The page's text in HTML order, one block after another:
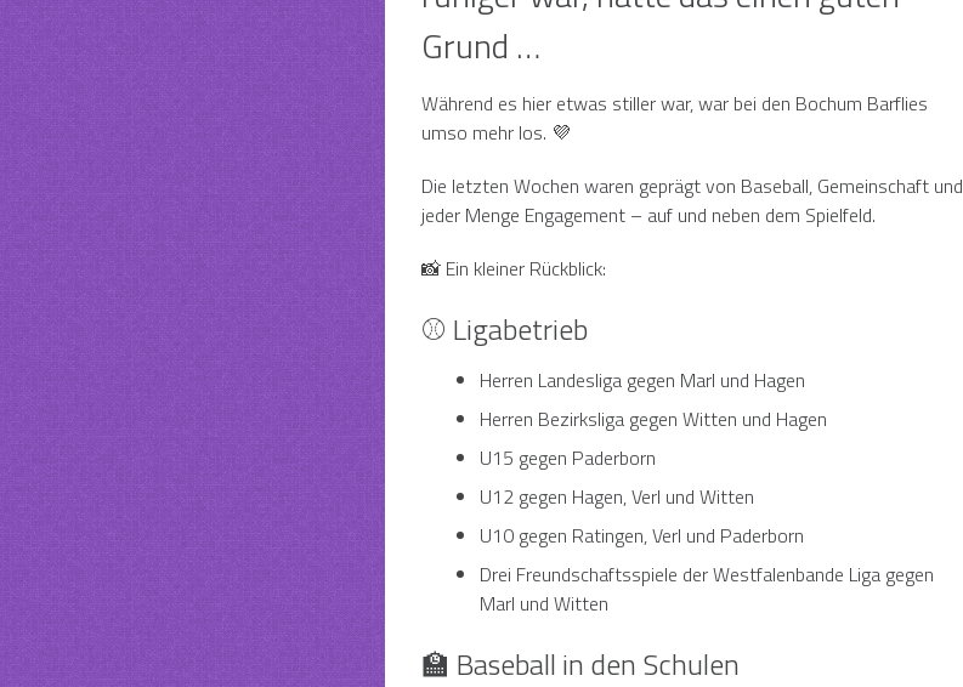
Grund …
Während es hier etwas stiller war, war bei den Bochum Barflies
umso mehr los. 💜
Die letzten Wochen waren geprägt von Baseball, Gemeinschaft und
jeder Menge Engagement – auf und neben dem Spielfeld.
📸 Ein kleiner Rückblick:
⚾ Ligabetrieb
Herren Landesliga gegen Marl und Hagen
Herren Bezirksliga gegen Witten und Hagen
U15 gegen Paderborn
U12 gegen Hagen, Verl und Witten
U10 gegen Ratingen, Verl und Paderborn
Drei Freundschaftsspiele der Westfalenbande Liga gegen
Marl und Witten
🏫 Baseball in den Schulen